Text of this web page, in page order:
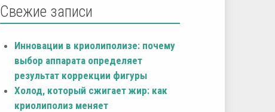
Свежие записи
Инновации в криолиполизе: почему
выбор аппарата определяет
результат коррекции фигуры
Холод, который сжигает жир: как
криолиполиз меняет